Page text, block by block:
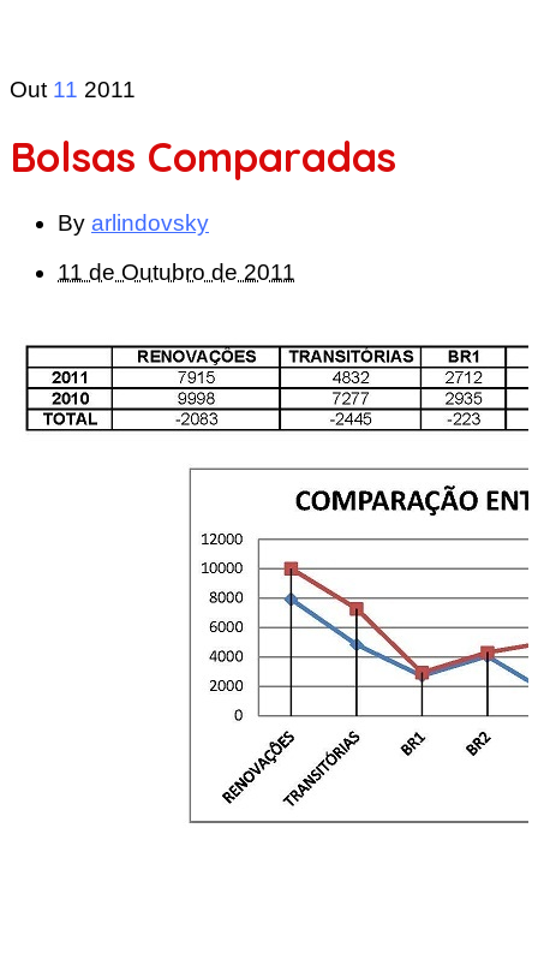
Out 11 2011
Bolsas Comparadas
By arlindovsky
11 de Outubro de 2011